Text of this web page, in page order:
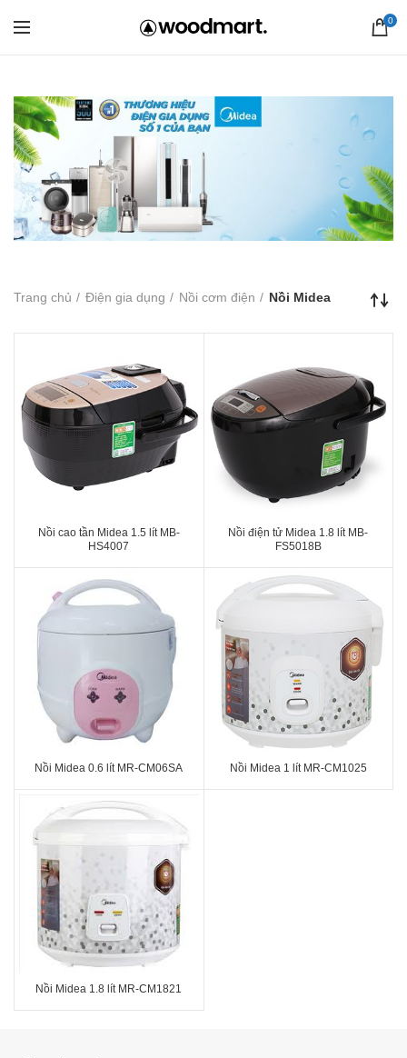
0
Trang chủ Điện gia dụng Nồi cơm điện Nồi Midea
Nồi cao tần Midea 1.5 lít MB-
HS4007
Nồi điện tử Midea 1.8 lít MB-
FS5018B
Nồi Midea 0.6 lít MR-CM06SA Nồi Midea 1 lít MR-CM1025
Nồi Midea 1.8 lít MR-CM1821